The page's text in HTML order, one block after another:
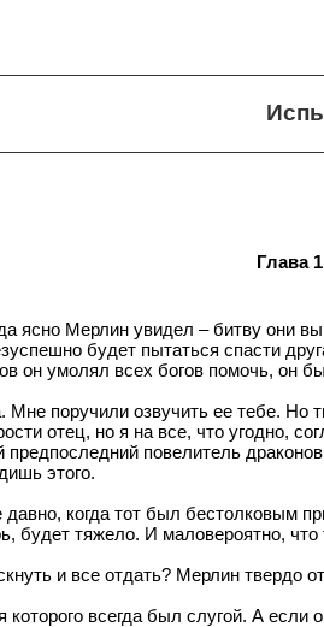
Глава
ясно Мерлин увидел – битву они
будет пытаться спасти
он умолял всех богов помочь, он
поручили озвучить ее тебе. Но
отец, но я на все, что угодно,
предпоследний повелитель
этого.
когда тот был бестолковым
будет тяжело. И маловероятно,
и все отдать? Мерлин твердо
всегда был слугой. А если